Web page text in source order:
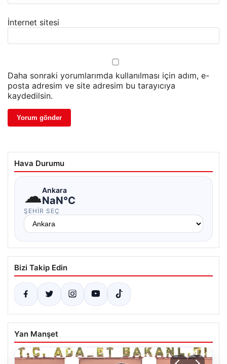
İnternet sitesi
Daha sonraki yorumlarımda kullanılması için adım, e-
posta adresim ve site adresim bu tarayıcıya
kaydedilsin.
Hava Durumu
☁Ankara
NaN°C
ŞEHIR SEÇ
Bizi Takip Edin
Yan Manşet